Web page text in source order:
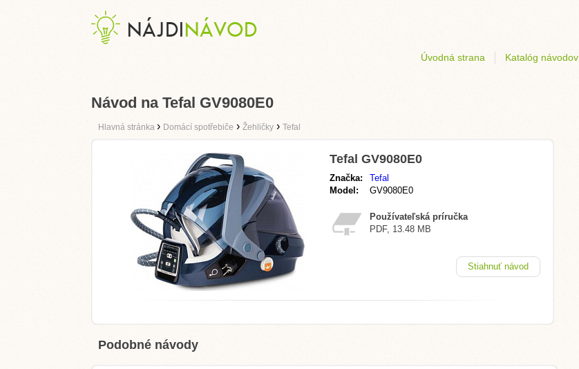
Úvodná strana Katalóg návodov
Návod na Tefal GV9080E0
Hlavná stránka › Domácí spotřebiče › Žehličky › Tefal
Tefal GV9080E0
Značka:
Tefal
Model:
GV9080E0
Používateľská príručka
PDF, 13.48 MB
Stiahnuť návod
Podobné návody